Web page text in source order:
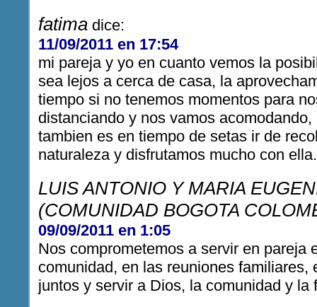
fatima dice:
11/09/2011 en 17:54
mi pareja y yo en cuanto vemos la
sea lejos a cerca de casa, la
tiempo si no tenemos momentos para
distanciando y nos vamos
tambien es en tiempo de setas ir de
naturaleza y disfrutamos mucho con ella.
LUIS ANTONIO Y MARIA
(COMUNIDAD BOGOTA
09/09/2011 en 1:05
Nos comprometemos a servir en pareja
comunidad, en las reuniones familiares,
juntos y servir a Dios, la comunidad y la